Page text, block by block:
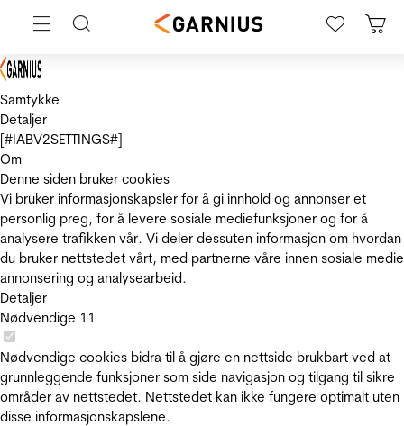
Samtykke
Detaljer
[#IABV2SETTINGS#]
Om
Denne siden bruker cookies
Vi bruker informasjonskapsler for å gi innhold og annonser et
personlig preg, for å levere sosiale mediefunksjoner og for å
analysere trafikken vår. Vi deler dessuten informasjon om hvordan
du bruker nettstedet vårt, med partnerne våre innen sosiale
annonsering og analysearbeid.
Detaljer
Nødvendige 11
Nødvendige cookies bidra til å gjøre en nettside brukbart ved at
grunnleggende funksjoner som side navigasjon og tilgang til sikre
områder av nettstedet. Nettstedet kan ikke fungere optimalt uten
disse informasjonskapslene.